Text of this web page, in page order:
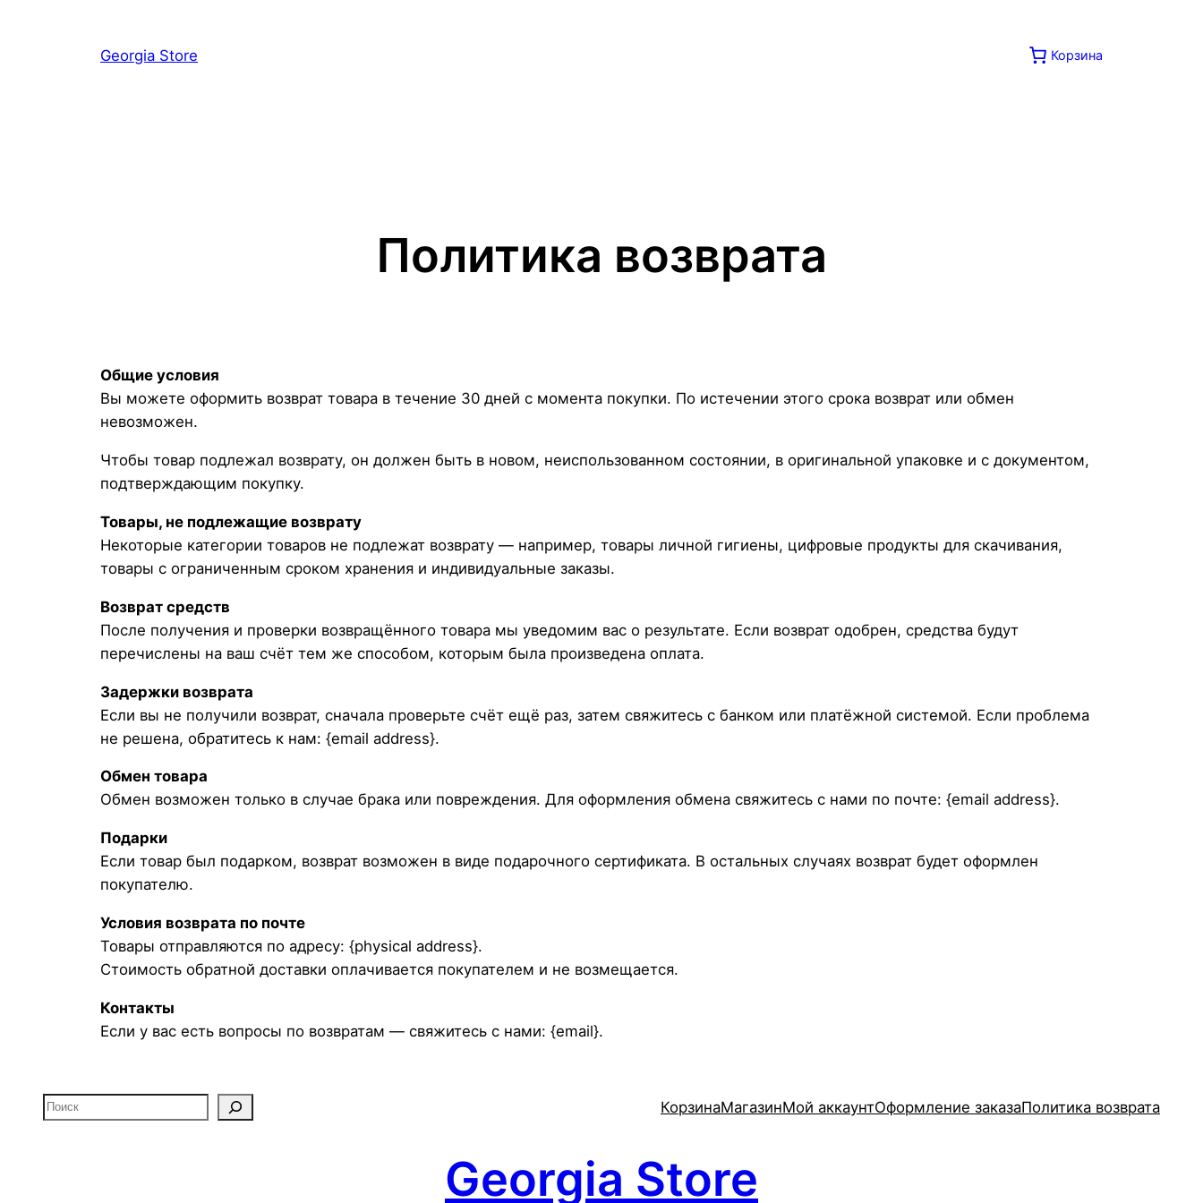
содержимому
Georgia Store Корзина
Политика возврата
Общие условия
Вы можете оформить возврат товара в течение 30 дней с момента покупки. По истечении этого срока возврат или обмен
невозможен.
Чтобы товар подлежал возврату, он должен быть в новом, неиспользованном состоянии, в оригинальной упаковке и с документом,
подтверждающим покупку.
Товары, не подлежащие возврату
Некоторые категории товаров не подлежат возврату — например, товары личной гигиены, цифровые продукты для скачивания,
товары с ограниченным сроком хранения и индивидуальные заказы.
Возврат средств
После получения и проверки возвращённого товара мы уведомим вас о результате. Если возврат одобрен, средства будут
перечислены на ваш счёт тем же способом, которым была произведена оплата.
Задержки возврата
Если вы не получили возврат, сначала проверьте счёт ещё раз, затем свяжитесь с банком или платёжной системой. Если проблема
не решена, обратитесь к нам: {email address}.
Обмен товара
Обмен возможен только в случае брака или повреждения. Для оформления обмена свяжитесь с нами по почте: {email address}.
Подарки
Если товар был подарком, возврат возможен в виде подарочного сертификата. В остальных случаях возврат будет оформлен
покупателю.
Условия возврата по почте
Товары отправляются по адресу: {physical address}.
Стоимость обратной доставки оплачивается покупателем и не возмещается.
Контакты
Если у вас есть вопросы по возвратам — свяжитесь с нами: {email}.
Поиск КорзинаМагазинМой аккаунтОформление заказаПолитика возврата
Georgia Store